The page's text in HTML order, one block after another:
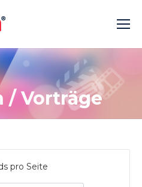
/ Vorträge
pro Seite